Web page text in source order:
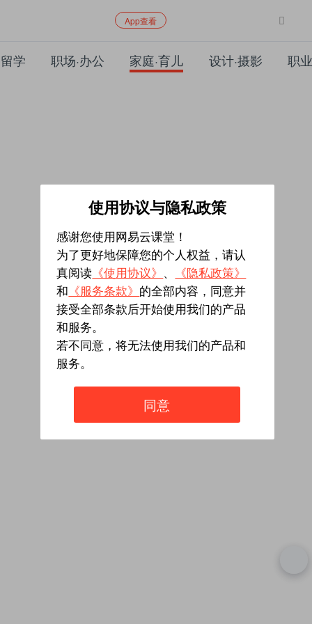
App查看
学 职场·办公 家庭·育儿 设计·摄影 职
使用协议与隐私政策
感谢您使用网易云课堂！
为了更好地保障您的个人权益，请认
真阅读 《使用协议》 、
《隐私政策》
和 《服务条款》 的全部内容，同意并
接受全部条款后开始使用我们的产品
和服务。
若不同意，将无法使用我们的产品和
服务。
同意